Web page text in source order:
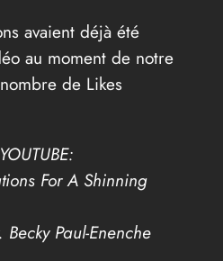
avaient déjà été
au moment de notre
de Likes
For A Shinning
Paul-Enenche